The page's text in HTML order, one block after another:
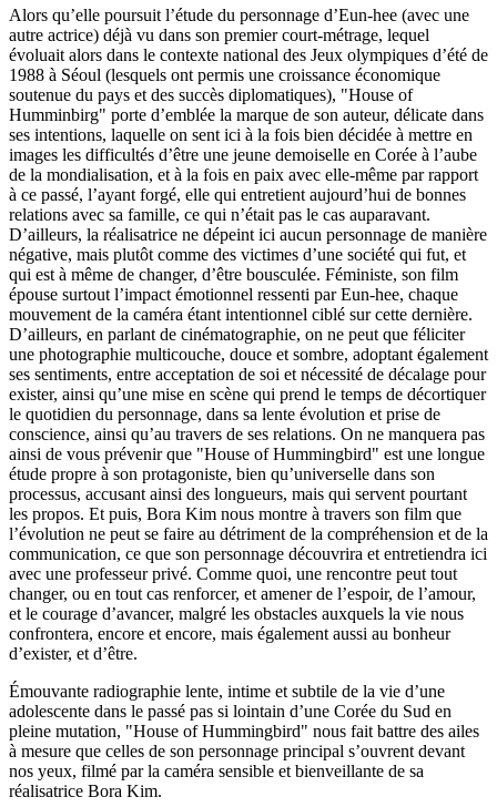
Alors qu’elle poursuit l’étude du personnage d’Eun-hee (avec une
autre actrice) déjà vu dans son premier court-métrage, lequel
évoluait alors dans le contexte national des Jeux olympiques d’été de
1988 à Séoul (lesquels ont permis une croissance économique
soutenue du pays et des succès diplomatiques), "House of
Humminbirg" porte d’emblée la marque de son auteur, délicate dans
ses intentions, laquelle on sent ici à la fois bien décidée à mettre en
images les difficultés d’être une jeune demoiselle en Corée à l’aube
de la mondialisation, et à la fois en paix avec elle-même par rapport
à ce passé, l’ayant forgé, elle qui entretient aujourd’hui de bonnes
relations avec sa famille, ce qui n’était pas le cas auparavant.
D’ailleurs, la réalisatrice ne dépeint ici aucun personnage de manière
négative, mais plutôt comme des victimes d’une société qui fut, et
qui est à même de changer, d’être bousculée. Féministe, son film
épouse surtout l’impact émotionnel ressenti par Eun-hee, chaque
mouvement de la caméra étant intentionnel ciblé sur cette dernière.
D’ailleurs, en parlant de cinématographie, on ne peut que féliciter
une photographie multicouche, douce et sombre, adoptant également
ses sentiments, entre acceptation de soi et nécessité de décalage pour
exister, ainsi qu’une mise en scène qui prend le temps de décortiquer
le quotidien du personnage, dans sa lente évolution et prise de
conscience, ainsi qu’au travers de ses relations. On ne manquera pas
ainsi de vous prévenir que "House of Hummingbird" est une longue
étude propre à son protagoniste, bien qu’universelle dans son
processus, accusant ainsi des longueurs, mais qui servent pourtant
les propos. Et puis, Bora Kim nous montre à travers son film que
l’évolution ne peut se faire au détriment de la compréhension et de la
communication, ce que son personnage découvrira et entretiendra ici
avec une professeur privé. Comme quoi, une rencontre peut tout
changer, ou en tout cas renforcer, et amener de l’espoir, de l’amour,
et le courage d’avancer, malgré les obstacles auxquels la vie nous
confrontera, encore et encore, mais également aussi au bonheur
d’exister, et d’être.
Émouvante radiographie lente, intime et subtile de la vie d’une
adolescente dans le passé pas si lointain d’une Corée du Sud en
pleine mutation, "House of Hummingbird" nous fait battre des ailes
à mesure que celles de son personnage principal s’ouvrent devant
nos yeux, filmé par la caméra sensible et bienveillante de sa
réalisatrice Bora Kim.